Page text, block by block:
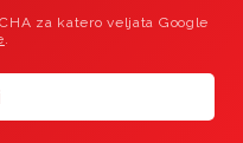
za katero veljata Google
.